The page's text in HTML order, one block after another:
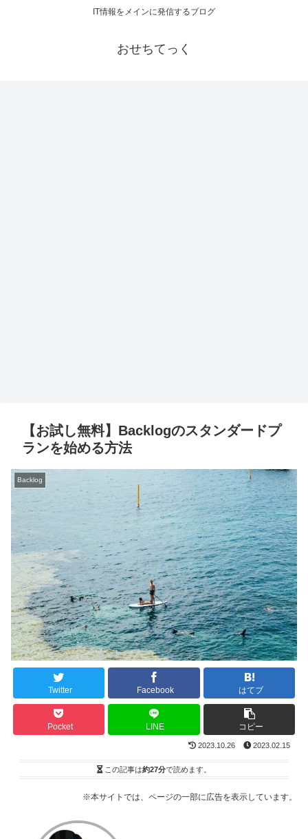
IT情報をメインに発信するブログ
おせちてっく
【お試し無料】Backlogのスタンダードプ
ランを始める方法
Backlog
Twitter Facebook はてブ
Pocket LINE コピー
2023.10.26 2023.02.15
この記事は約27分で読めます。
※本サイトでは、ページの一部に広告を表示しています。